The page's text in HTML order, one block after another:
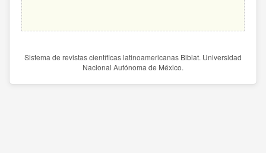
Sistema de revistas científicas latinoamericanas Biblat. Universidad
Nacional Autónoma de México.